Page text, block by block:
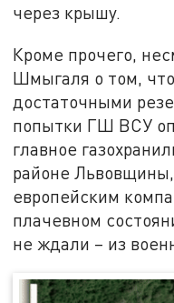
через крышу.
Кроме прочего,
Шмыгаля о том,
достаточными
попытки ГШ ВСУ
главное
районе
европейским
плачевном
не ждали – из